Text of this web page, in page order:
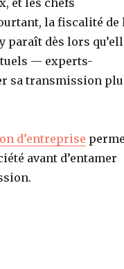
et les chefs
la fiscalité de
paraît dès lors
— experts-
sa transmission
d’entreprise
avant d’entamer